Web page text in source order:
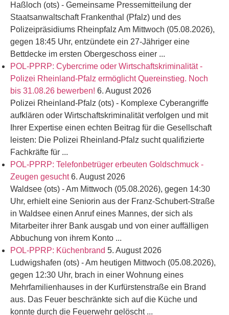
Haßloch (ots) - Gemeinsame Pressemitteilung der
Staatsanwaltschaft Frankenthal (Pfalz) und des
Polizeipräsidiums Rheinpfalz Am Mittwoch (05.08.2026),
gegen 18:45 Uhr, entzündete ein 27-Jähriger eine
Bettdecke im ersten Obergeschoss einer ...
POL-PPRP: Cybercrime oder Wirtschaftskriminalität -
Polizei Rheinland-Pfalz ermöglicht Quereinstieg. Noch
bis 31.08.26 bewerben! 6. August 2026
Polizei Rheinland-Pfalz (ots) - Komplexe Cyberangriffe
aufklären oder Wirtschaftskriminalität verfolgen und mit
Ihrer Expertise einen echten Beitrag für die Gesellschaft
leisten: Die Polizei Rheinland-Pfalz sucht qualifizierte
Fachkräfte für ...
POL-PPRP: Telefonbetrüger erbeuten Goldschmuck -
Zeugen gesucht 6. August 2026
Waldsee (ots) - Am Mittwoch (05.08.2026), gegen 14:30
Uhr, erhielt eine Seniorin aus der Franz-Schubert-Straße
in Waldsee einen Anruf eines Mannes, der sich als
Mitarbeiter ihrer Bank ausgab und von einer auffälligen
Abbuchung von ihrem Konto ...
POL-PPRP: Küchenbrand 5. August 2026
Ludwigshafen (ots) - Am heutigen Mittwoch (05.08.2026),
gegen 12:30 Uhr, brach in einer Wohnung eines
Mehrfamilienhauses in der Kurfürstenstraße ein Brand
aus. Das Feuer beschränkte sich auf die Küche und
konnte durch die Feuerwehr gelöscht ...